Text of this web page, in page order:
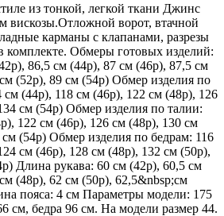
из тонкой, легкой ткани Джинс
вискозы.Отложной ворот, втачной
карманы с клапанами, разрезы
комплекте. Обмеры готовых изделий:
86,5 см (44р), 87 см (46р), 87,5 см
(52р), 89 см (54р) Обмер изделия по
см (44р), 118 см (46р), 122 см (48р), 126
см (54р) Обмер изделия по талии:
122 см (46р), 126 см (48р), 130 см
(54р) Обмер изделия по бедрам: 116
см (46р), 128 см (48р), 132 см (50р),
Длина рукава: 60 см (42р), 60,5 см
(48р), 62 см (50р), 62,5&nbsp;см
пояса: 4 см Параметры модели: 175
см, бедра 96 см. На модели размер 44.